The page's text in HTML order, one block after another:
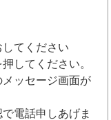
てください
してください。
メッセージ画面が
電話申しあげま